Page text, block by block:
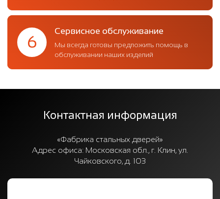
6
Сервисное обслуживание
Мы всегда готовы предложить помощь в
обслуживании наших изделий
Контактная информация
«Фабрика стальных дверей»
Адрес офиса: Московская обл., г. Клин, ул.
Чайковского, д. 103